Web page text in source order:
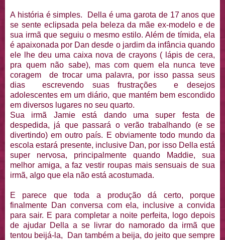
A história é simples. Della é uma garota de 17 anos que
se sente eclipsada pela beleza da mãe ex-modelo e de
sua irmã que seguiu o mesmo estilo. Além de tímida, ela
é apaixonada por Dan desde o jardim da infância quando
ele lhe deu uma caixa nova de crayons ( lápis de cera,
pra quem não sabe), mas com quem ela nunca teve
coragem de trocar uma palavra, por isso passa seus
dias escrevendo suas frustrações e desejos
adolescentes em um diário, que mantém bem escondido
em diversos lugares no seu quarto.
Sua irmã Jamie está dando uma super festa de
despedida, já que passará o verão trabalhando (e se
divertindo) em outro país. E obviamente todo mundo da
escola estará presente, inclusive Dan, por isso Della está
super nervosa, principalmente quando Maddie, sua
melhor amiga, a faz vestir roupas mais sensuais de sua
irmã, algo que ela não está acostumada.
E parece que toda a produção dá certo, porque
finalmente Dan conversa com ela, inclusive a convida
para sair. E para completar a noite perfeita, logo depois
de ajudar Della a se livrar do namorado da irmã que
tentou beijá-la, Dan também a beija, do jeito que sempre